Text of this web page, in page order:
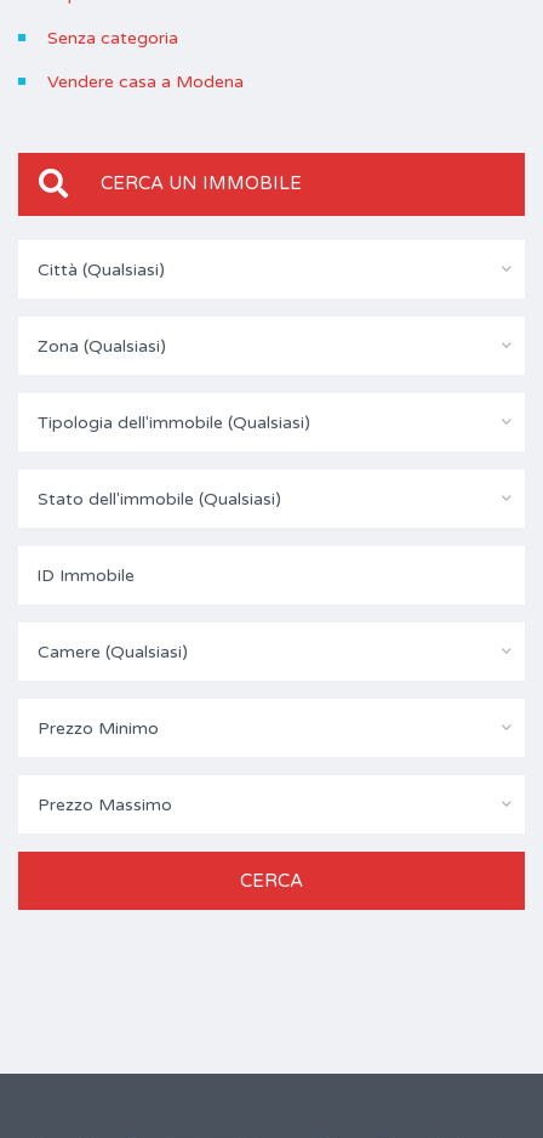
Senza categoria
Vendere casa a Modena
CERCA UN IMMOBILE
Città (Qualsiasi)
Zona (Qualsiasi)
Tipologia dell'immobile (Qualsiasi)
Stato dell'immobile (Qualsiasi)
Camere (Qualsiasi)
Prezzo Minimo
Prezzo Massimo